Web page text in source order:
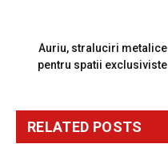
Auriu, straluciri metalice
pentru spatii exclusiviste
RELATED POSTS